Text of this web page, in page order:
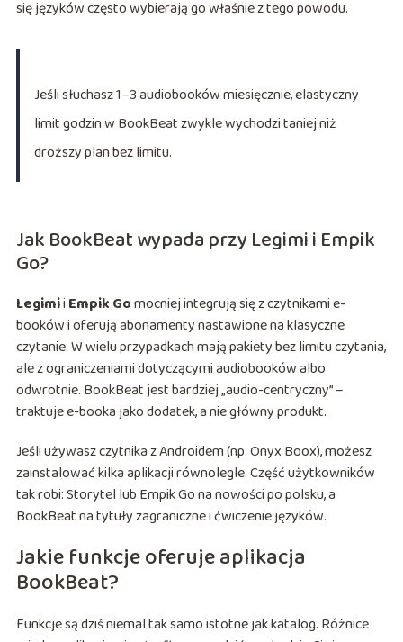
się języków często wybierają go właśnie z tego powodu.
Jeśli słuchasz 1–3 audiobooków miesięcznie, elastyczny
limit godzin w BookBeat zwykle wychodzi taniej niż
droższy plan bez limitu.
Jak BookBeat wypada przy Legimi i Empik
Go?
Legimii Empik Gomocniej integrują się z czytnikami e-
booków i oferują abonamenty nastawione na klasyczne
czytanie. W wielu przypadkach mają pakiety bez limitu czytania,
ale z ograniczeniami dotyczącymi audiobooków albo
odwrotnie. BookBeat jest bardziej „audio-centryczny” –
traktuje e-booka jako dodatek, a nie główny produkt.
Jeśli używasz czytnika z Androidem (np. Onyx Boox), możesz
zainstalować kilka aplikacji równolegle. Część użytkowników
tak robi: Storytel lub Empik Go na nowości po polsku, a
BookBeat na tytuły zagraniczne i ćwiczenie języków.
Jakie funkcje oferuje aplikacja
BookBeat?
Funkcje są dziś niemal tak samo istotne jak katalog. Różnice